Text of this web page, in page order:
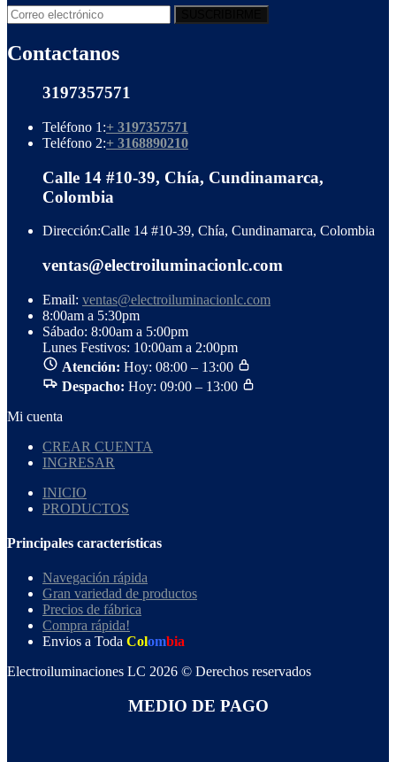
Contactanos
3197357571
Teléfono 1:+ 3197357571
Teléfono 2:+ 3168890210
Calle 14 #10-39, Chía, Cundinamarca,
Colombia
Dirección:Calle 14 #10-39, Chía, Cundinamarca, Colombia
ventas@electroiluminacionlc.com
Email: ventas@electroiluminacionlc.com
8:00am a 5:30pm
Sábado: 8:00am a 5:00pm
Lunes Festivos: 10:00am a 2:00pm
Atención: Hoy: 08:00 – 13:00
Despacho: Hoy: 09:00 – 13:00
Mi cuenta
CREAR CUENTA
INGRESAR
INICIO
PRODUCTOS
Principales características
Navegación rápida
Gran variedad de productos
Precios de fábrica
Compra rápida!
Envios a Toda Colombia
Electroiluminaciones LC 2026 © Derechos reservados
MEDIO DE PAGO